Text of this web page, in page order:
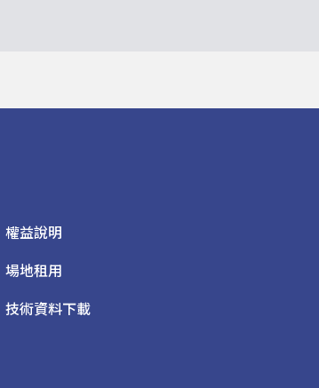
權益說明
場地租用
技術資料下載